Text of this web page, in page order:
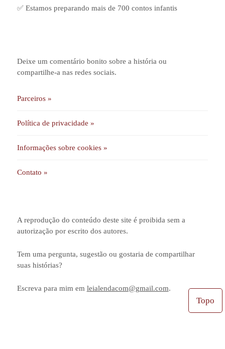
✅ Estamos preparando mais de 700 contos infantis
Deixe um comentário bonito sobre a história ou
compartilhe-a nas redes sociais.
Parceiros »
Política de privacidade »
Informações sobre cookies »
Contato »
A reprodução do conteúdo deste site é proibida sem a
autorização por escrito dos autores.
Tem uma pergunta, sugestão ou gostaria de compartilhar
suas histórias?
Escreva para mim em leialendacom@gmail.com.
Topo